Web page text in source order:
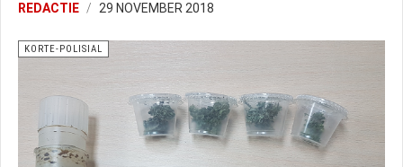
REDACTIE 29 NOVEMBER 2018
KORTE-POLISIAL